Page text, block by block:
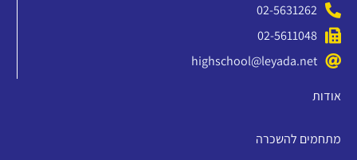
02-5631262
02-5611048
highschool@leyada.net
אודות
מתחמים להשכרה